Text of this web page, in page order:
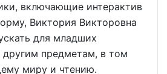
включающие интерактив
Виктория Викторовна
для младших
предметам, в том
миру и чтению.